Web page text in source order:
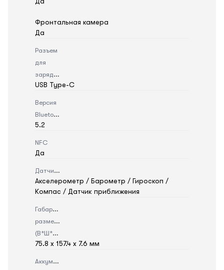
Фронтальная камера
Да
Разъем
для
зарядки
USB Type-C
Версия
Bluetooth
5.2
NFC
Да
Датчики
Акселерометр / Барометр / Гироскоп /
Компас / Датчик приближения
Габаритные
размеры
(В*Ш*Г)
75.8 x 157.4 x 7.6 мм
Аккумулятор